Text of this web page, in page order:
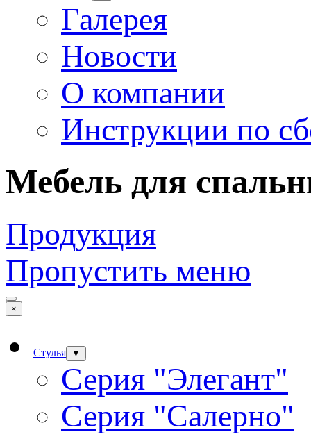
Галерея
Новости
О компании
Инструкции по
Мебель для
Продукция
Пропустить меню
×
Стулья ▼
Серия "Элегант"
Серия "Салерно"